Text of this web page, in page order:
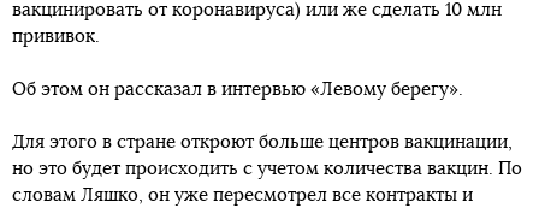
вакцинировать от коронавируса) или же сделать 10 млн
прививок.
Об этом он рассказал в интервью «Левому берегу».
Для этого в стране откроют больше центров вакцинации,
но это будет происходить с учетом количества вакцин. По
словам Ляшко, он уже пересмотрел все контракты и